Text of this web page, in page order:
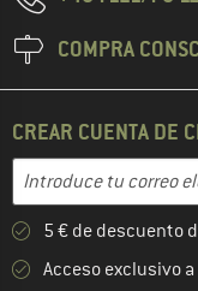
COMPRA
CREAR CUENTA DE
Dirección de correo
Introduce aquí tu
5 € de descuento
Acceso exclusivo